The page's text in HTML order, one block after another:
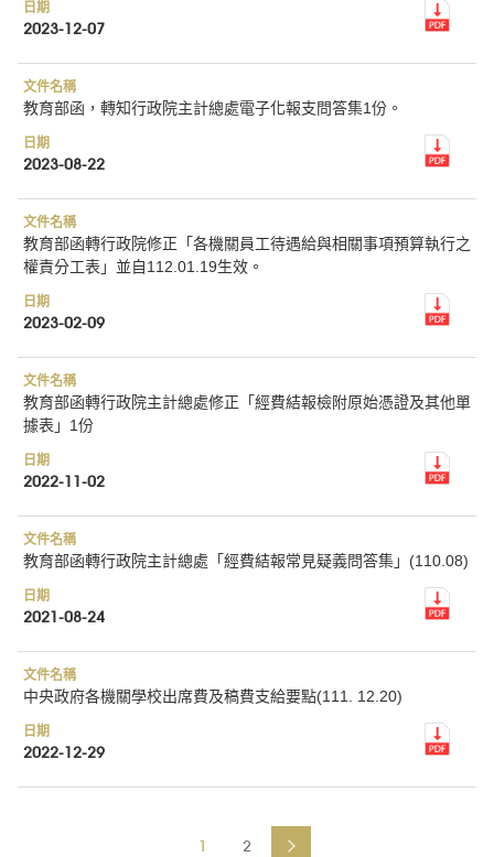
2023-12-07
教育部函，轉知行政院主計總處電子化報支問答集1份。
2023-08-22
教育部函轉行政院修正「各機關員工待遇給與相關事項預算執行之
權責分工表」並自112.01.19生效。
2023-02-09
教育部函轉行政院主計總處修正「經費結報檢附原始憑證及其他單
據表」1份
2022-11-02
教育部函轉行政院主計總處「經費結報常見疑義問答集」(110.08)
2021-08-24
中央政府各機關學校出席費及稿費支給要點(111. 12.20)
2022-12-29
1 2